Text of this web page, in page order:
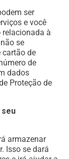
ser
e você
à
se
cartão de
de
dados
Proteção de
seu
armazenar
Isso se dará